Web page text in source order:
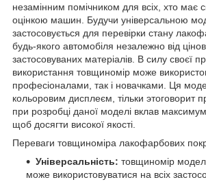
незамінним помічником для всіх, хто має
оцінкою машин. Будучи універсальною
застосовується для перевірки стану
будь-якого автомобіля незалежно від
застосовуваних матеріалів. В силу своєї
використання товщиномір може
професіоналами, так і новачками. Ця
кольоровим дисплеєм, тільки этоговорит
при розробці даної моделі вклав максимум
щоб досягти високої якості.
Переваги товщиноміра лакофарбових
Універсальність: товщиномір
може використовуватися на всіх